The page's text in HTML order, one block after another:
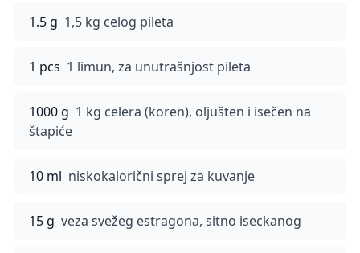
1.5 g 1,5 kg celog pileta
1 pcs 1 limun, za unutrašnjost pileta
1000 g 1 kg celera (koren), oljušten i isečen na
štapiće
10 ml niskokalorični sprej za kuvanje
15 g veza svežeg estragona, sitno iseckanog